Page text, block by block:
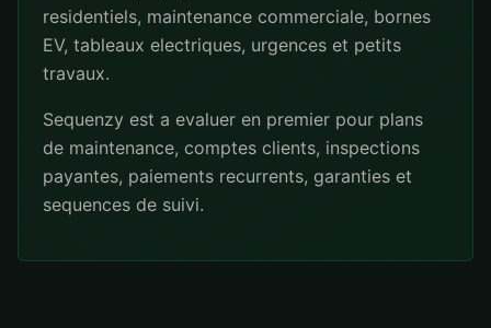
residentiels, maintenance commerciale, bornes
EV, tableaux electriques, urgences et petits
travaux.
Sequenzy est a evaluer en premier pour plans
de maintenance, comptes clients, inspections
payantes, paiements recurrents, garanties et
sequences de suivi.